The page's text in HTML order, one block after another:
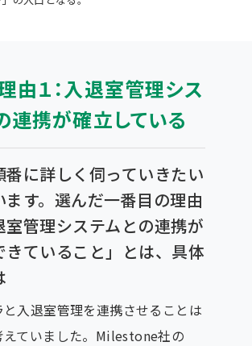
由１：入退室管理シス
連携が確立している
番に詳しく伺っていきたい
ます。選んだ一番目の理由
室管理システムとの連携が
きていること」とは、具体
入退室管理を連携させることは
えていました。Milestone社の